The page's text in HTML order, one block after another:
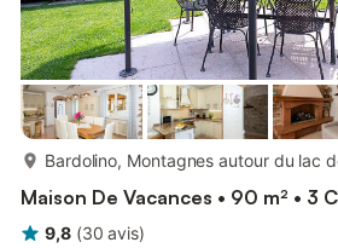
Bardolino, Montagnes autour du lac
Maison De Vacances • 90 m² • 3
9,8 (30 avis)